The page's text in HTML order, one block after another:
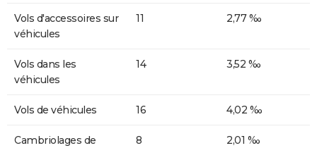
Vols d'accessoires sur
véhicules
11 2,77 ‰
Vols dans les
véhicules
14 3,52 ‰
Vols de véhicules 16 4,02 ‰
Cambriolages de
8 2,01 ‰